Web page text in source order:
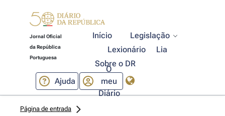
Jornal Oficial
da República
Portuguesa
Início
Legislação
Lexionário
Lia
Sobre o DR
Ajuda
O
meu
Diário
Página de entrada